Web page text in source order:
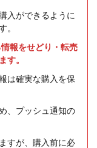
入ができるように
。
報をせどり・転売
す。
は確実な購入を保
、プッシュ通知の
すが、購入前に必